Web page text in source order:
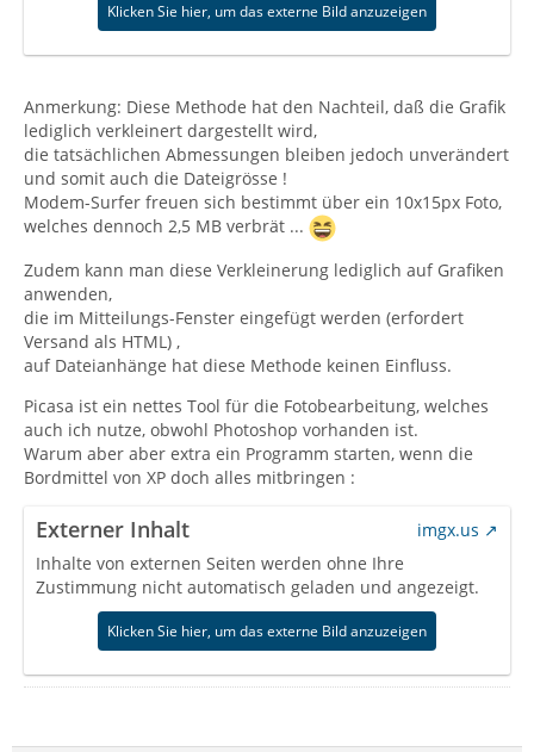
Klicken Sie hier, um das externe Bild anzuzeigen
Anmerkung: Diese Methode hat den Nachteil, daß die Grafik
lediglich verkleinert dargestellt wird,
die tatsächlichen Abmessungen bleiben jedoch unverändert
und somit auch die Dateigrösse !
Modem-Surfer freuen sich bestimmt über ein 10x15px Foto,
welches dennoch 2,5 MB verbrät ...
Zudem kann man diese Verkleinerung lediglich auf Grafiken
anwenden,
die im Mitteilungs-Fenster eingefügt werden (erfordert
Versand als HTML) ,
auf Dateianhänge hat diese Methode keinen Einfluss.
Picasa ist ein nettes Tool für die Fotobearbeitung, welches
auch ich nutze, obwohl Photoshop vorhanden ist.
Warum aber aber extra ein Programm starten, wenn die
Bordmittel von XP doch alles mitbringen :
Externer Inhalt
imgx.us
Inhalte von externen Seiten werden ohne Ihre
Zustimmung nicht automatisch geladen und angezeigt.
Klicken Sie hier, um das externe Bild anzuzeigen